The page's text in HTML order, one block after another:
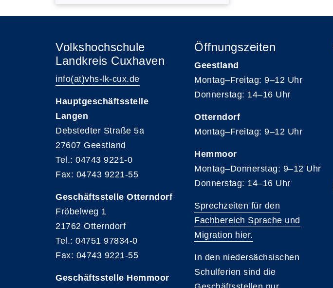
Volkshochschule
Landkreis Cuxhaven
info(at)vhs-lk-cux.de
Hauptgeschäftsstelle
Langen
Debstedter Straße 5a
27607 Geestland
Tel.: 04743 9221-0
Fax: 04743 9221-55
Geschäftsstelle Otterndorf
Fröbelweg 1
21762 Otterndorf
Tel.: 04751 97834-0
Fax: 04743 9221-55
Geschäftsstelle Hemmoor
Öffnungszeiten
Geestland
Montag–Freitag: 9–12 Uhr
Donnerstag: 14–16 Uhr
Otterndorf
Montag–Freitag: 9–12 Uhr
Hemmoor
Montag–Donnerstag: 9–12 Uhr
Donnerstag: 14–16 Uhr
Sprechzeiten für den
Fachbereich Sprache und
Migration hier.
In den niedersächsischen
Schulferien sind die